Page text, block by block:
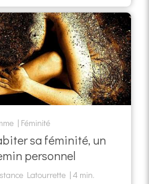
Féminité
sa féminité, un
personnel
Latourrette 4 min.